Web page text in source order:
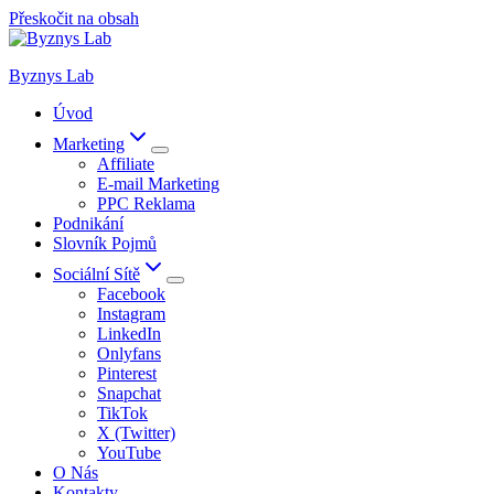
Přeskočit na obsah
Byznys Lab
Úvod
Marketing
Affiliate
E-mail Marketing
PPC Reklama
Podnikání
Slovník Pojmů
Sociální Sítě
Facebook
Instagram
LinkedIn
Onlyfans
Pinterest
Snapchat
TikTok
X (Twitter)
YouTube
O Nás